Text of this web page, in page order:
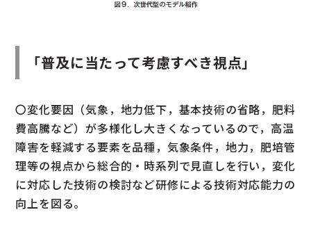
「普及に当たって考慮すべき視点」
〇変化要因（気象，地力低下，基本技術の省略，肥料
費高騰など）が多様化し大きくなっているので，高温
障害を軽減する要素を品種，気象条件，地力，肥培管
理等の視点から総合的・時系列で見直しを行い，変化
に対応した技術の検討など研修による技術対応能力の
向上を図る。